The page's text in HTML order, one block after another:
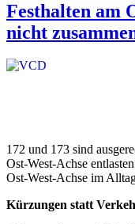
Festhalten am
nicht
172 und 173 sind
Ost-West-Achse
Ost-West-Achse im
Kürzungen statt